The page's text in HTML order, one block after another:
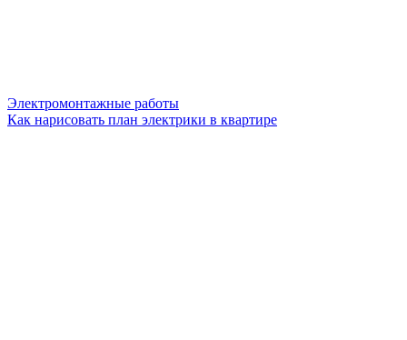
Электромонтажные работы
Как нарисовать план электрики в квартире